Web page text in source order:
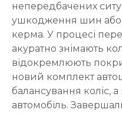
непередбачених
ушкодження шин або
керма. У процесі
акуратно знімають
відокремлюють
новий комплект
балансування коліс,
автомобіль.